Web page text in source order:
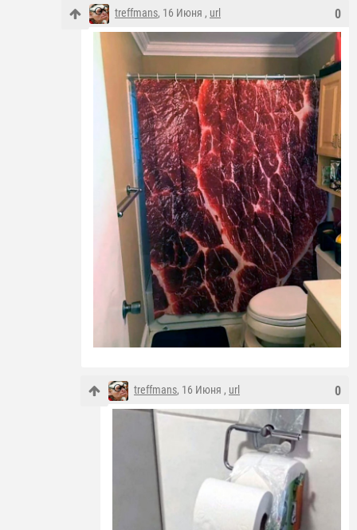
0
treffmans, 16 Июня , url
0
treffmans, 16 Июня , url